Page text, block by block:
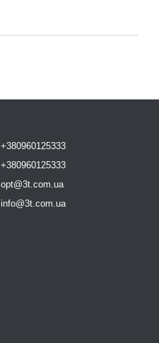
+380960125333
+380960125333
opt@3t.com.ua
info@3t.com.ua